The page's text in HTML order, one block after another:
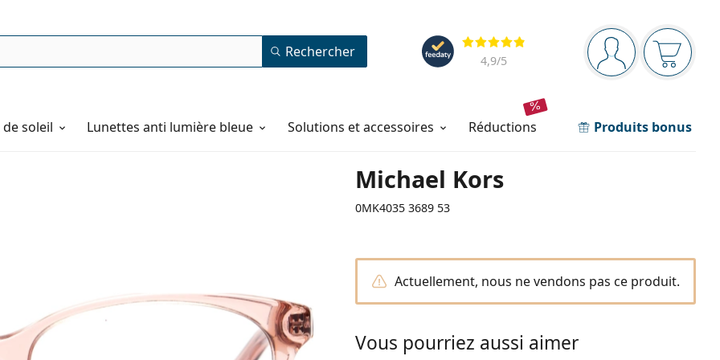
Barre de navigation
Vous êtesVotre
Évaluation
4,9/5
Rechercher
soleil Lunettes anti lumière bleue Solutions et accessoires réductions Produits bonus
Michael Kors
0MK4035 3689 53
Actuellement, nous ne vendons pas ce produit.
Vous pourriez aussi aimer